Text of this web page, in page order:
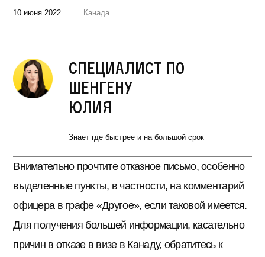
10 июня 2022 Канада
Специалист по
Шенгену
Юлия
Знает где быстрее и на большой срок
Внимательно прочтите отказное письмо, особенно
выделенные пункты, в частности, на комментарий
офицера в графе «Другое», если таковой имеется.
Для получения большей информации, касательно
причин в отказе в визе в Канаду, обратитесь к